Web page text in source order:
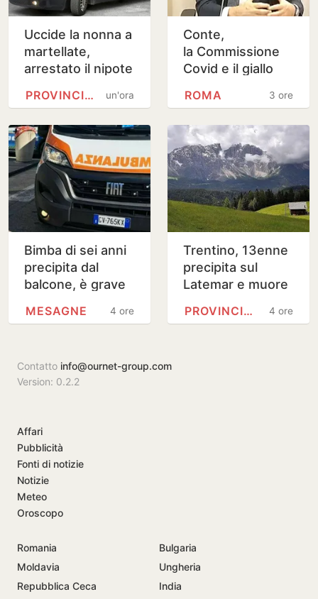
Uccide la nonna a
martellate,
arrestato il nipote
un'ora
PROVINCIA DI CHIETI
Conte,
la Commissione
Covid e il giallo
anonima sulle
100 milioni di…
3 ore
ROMA
Bimba di sei anni
precipita dal
balcone, è grave
4 ore
MESAGNE
Trentino, 13enne
precipita sul
Latemar e muore
4 ore
PROVINCIA DI TRENTO
Contatto info@ournet-group.com
Version: 0.2.2
Affari
Pubblicità
Fonti di notizie
Notizie
Meteo
Oroscopo
Romania
Bulgaria
Moldavia
Ungheria
Repubblica Ceca
India